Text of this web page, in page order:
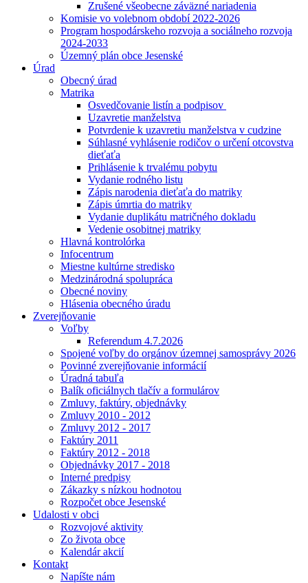
Zrušené všeobecne záväzné nariadenia
Komisie vo volebnom období 2022-2026
Program hospodárskeho rozvoja a sociálneho rozvoja
2024-2033
Územný plán obce Jesenské
Úrad
Obecný úrad
Matrika
Osvedčovanie listín a podpisov
Uzavretie manželstva
Potvrdenie k uzavretiu manželstva v cudzine
Súhlasné vyhlásenie rodičov o určení otcovstva
dieťaťa
Prihlásenie k trvalému pobytu
Vydanie rodného listu
Zápis narodenia dieťaťa do matriky
Zápis úmrtia do matriky
Vydanie duplikátu matričného dokladu
Vedenie osobitnej matriky
Hlavná kontrolórka
Infocentrum
Miestne kultúrne stredisko
Medzinárodná spolupráca
Obecné noviny
Hlásenia obecného úradu
Zverejňovanie
Voľby
Referendum 4.7.2026
Spojené voľby do orgánov územnej samosprávy 2026
Povinné zverejňovanie informácií
Úradná tabuľa
Balík oficiálnych tlačív a formulárov
Zmluvy, faktúry, objednávky
Zmluvy 2010 - 2012
Zmluvy 2012 - 2017
Faktúry 2011
Faktúry 2012 - 2018
Objednávky 2017 - 2018
Interné predpisy
Zákazky s nízkou hodnotou
Rozpočet obce Jesenské
Udalosti v obci
Rozvojové aktivity
Zo života obce
Kalendár akcií
Kontakt
Napíšte nám